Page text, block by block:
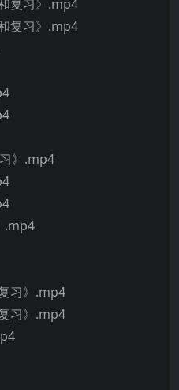
复习》.mp4
复习》.mp4
》.mp4
.mp4
习》.mp4
习》.mp4